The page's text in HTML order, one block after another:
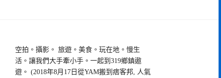
空拍。攝影。 旅遊。美食。玩在地。慢生
活。讓我們大手牽小手。一起到319鄉鎮遨
遊。 (2018年8月17日從YAM搬到痞客邦, 人氣